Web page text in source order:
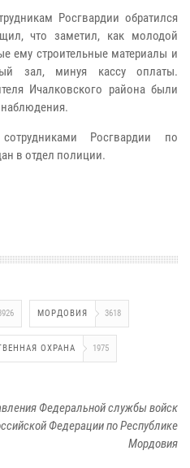
Росгвардии обратился
что заметил, как молодой
ему строительные материалы и
зал, минуя кассу оплаты.
Ичалковского района были
Росгвардии по
в отдел полиции.
МОРДОВИЯ 3618
ОХРАНА 1975
Федеральной службы войск
Федерации по Республике
Мордовия